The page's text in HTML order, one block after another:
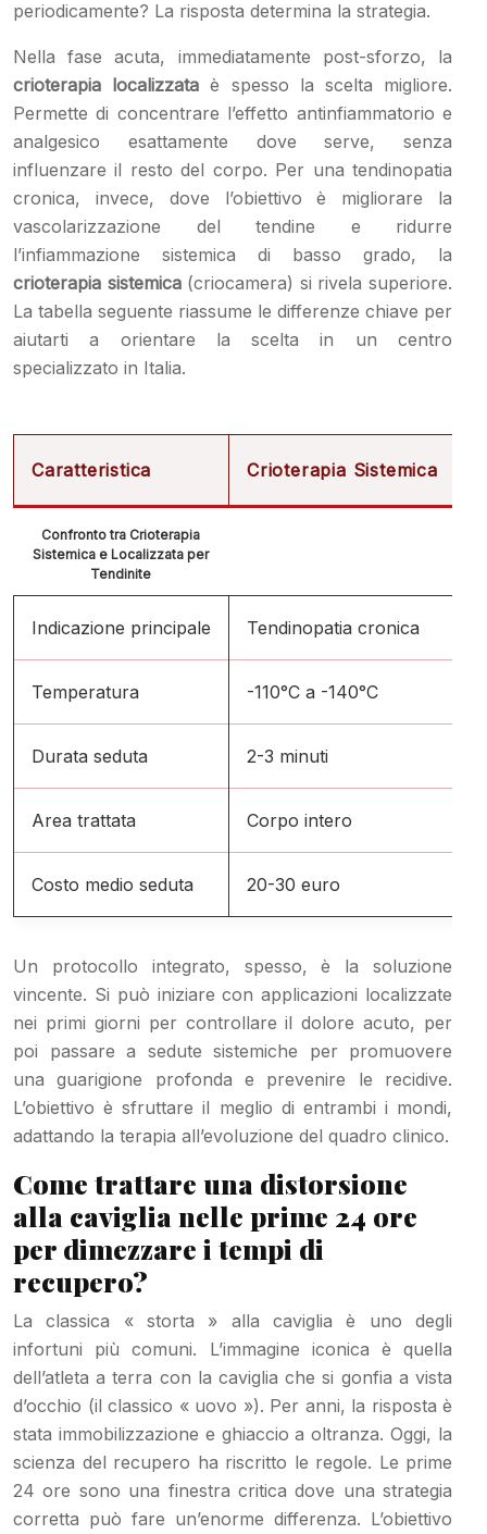
periodicamente? La risposta determina la strategia.
Nella fase acuta, immediatamente post-sforzo, la
crioterapia localizzata è spesso la scelta migliore.
Permette di concentrare l’effetto antinfiammatorio e
analgesico esattamente dove serve, senza
influenzare il resto del corpo. Per una tendinopatia
cronica, invece, dove l’obiettivo è migliorare la
vascolarizzazione del tendine e ridurre
l’infiammazione sistemica di basso grado, la
crioterapia sistemica(criocamera) si rivela superiore.
La tabella seguente riassume le differenze chiave per
aiutarti a orientare la scelta in un centro
specializzato in Italia.
Confronto tra Crioterapia
Sistemica e Localizzata per
Tendinite
Caratteristica Crioterapia Sistemica
Indicazione principale Tendinopatia cronica
Temperatura -110°C a -140°C
Durata seduta 2-3 minuti
Area trattata Corpo intero
Costo medio seduta 20-30 euro
Un protocollo integrato, spesso, è la soluzione
vincente. Si può iniziare con applicazioni localizzate
nei primi giorni per controllare il dolore acuto, per
poi passare a sedute sistemiche per promuovere
una guarigione profonda e prevenire le recidive.
L’obiettivo è sfruttare il meglio di entrambi i mondi,
adattando la terapia all’evoluzione del quadro clinico.
Come trattare una distorsione
alla caviglia nelle prime 24 ore
per dimezzare i tempi di
recupero?
La classica « storta » alla caviglia è uno degli
infortuni più comuni. L’immagine iconica è quella
dell’atleta a terra con la caviglia che si gonfia a vista
d’occhio (il classico « uovo »). Per anni, la risposta è
stata immobilizzazione e ghiaccio a oltranza. Oggi, la
scienza del recupero ha riscritto le regole. Le prime
24 ore sono una finestra critica dove una strategia
corretta può fare un’enorme differenza. L’obiettivo